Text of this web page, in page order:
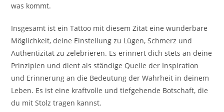
was kommt.
Insgesamt ist ein Tattoo mit diesem Zitat eine wunderbare
Möglichkeit, deine Einstellung zu Lügen, Schmerz und
Authentizität zu zelebrieren. Es erinnert dich stets an deine
Prinzipien und dient als ständige Quelle der Inspiration
und Erinnerung an die Bedeutung der Wahrheit in deinem
Leben. Es ist eine kraftvolle und tiefgehende Botschaft, die
du mit Stolz tragen kannst.